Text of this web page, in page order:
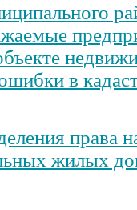
в
права
жилых